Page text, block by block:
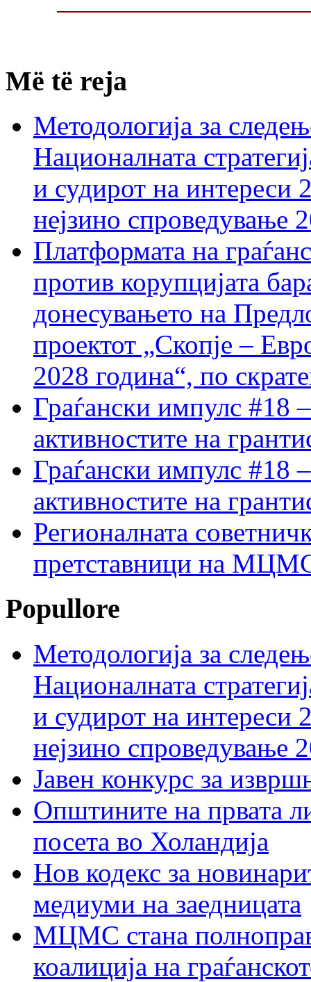
Më të reja
Методологија за
Националната
и судирот на интереси
нејзино спроведување
Платформата на
против корупцијата
донесувањето на
проектот „Скопје –
2028 година“, по
Граѓански импулс #18
активностите на
Граѓански импулс #18
активностите на
Регионалната
претставници на МЦМС
Popullore
Методологија за
Националната
и судирот на интереси
нејзино спроведување
Јавен конкурс за
Општините на првата
посета во Холандија
Нов кодекс за
медиуми на заедницата
МЦМС стана
коалиција на